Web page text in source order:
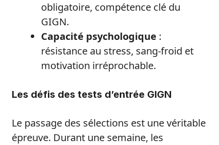
obligatoire, compétence clé du
GIGN.
Capacité psychologique :
résistance au stress, sang-froid et
motivation irréprochable.
Les défis des tests d’entrée GIGN
Le passage des sélections est une véritable
épreuve. Durant une semaine, les